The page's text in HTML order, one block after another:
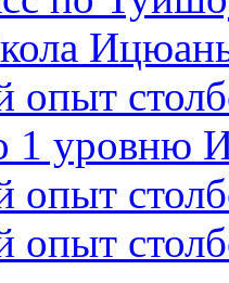
опыт
1 уровню
опыт
опыт